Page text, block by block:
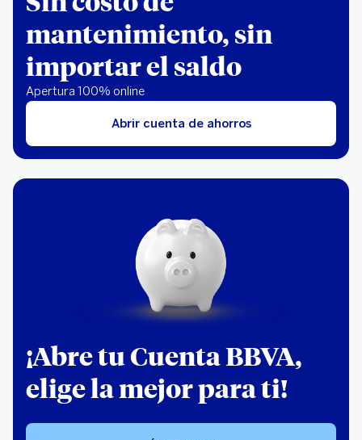
mantenimiento, sin
importar el saldo
Apertura 100% online
Abrir cuenta de ahorros
¡Abre tu Cuenta BBVA,
elige la mejor para ti!